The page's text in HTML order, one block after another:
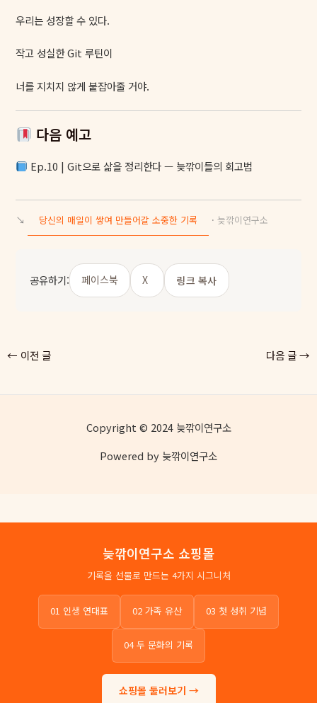
우리는 성장할 수 있다.
작고 성실한 Git 루틴이
너를 지치지 않게 붙잡아줄 거야.
다음 예고
Ep.10 | Git으로 삶을 정리한다 — 늦깎이들의 회고법
↘ 당신의 매일이 쌓여 만들어갈 소중한 기록 ·늦깎이연구소
공유하기: 페이스북 X 링크 복사
← 이전 글 다음 글→
Copyright © 2024 늦깎이연구소
Powered by 늦깎이연구소
늦깎이연구소 쇼핑몰
기록을 선물로 만드는 4가지 시그니처
01 인생 연대표 02 가족 유산 03 첫 성취 기념
04 두 문화의 기록
쇼핑몰 둘러보기 →